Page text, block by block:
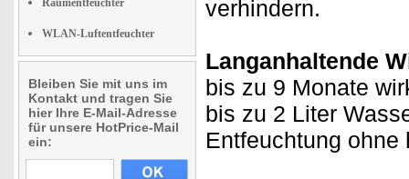
Raumentfeuchter
WLAN-Luftentfeuchter
Bleiben Sie mit uns im
Kontakt und tragen Sie
hier Ihre E-Mail-Adresse
für unsere HotPrice-Mail
ein:
verhindern.
Langanhaltende
bis zu 9 Monate
bis zu 2 Liter
Entfeuchtung